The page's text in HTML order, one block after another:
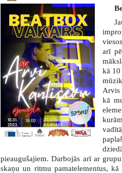
arī
kā 10
Arvis
kā
pieaugušajiem. Darbojās arī ar
skaņu un ritmu pamatelementus,